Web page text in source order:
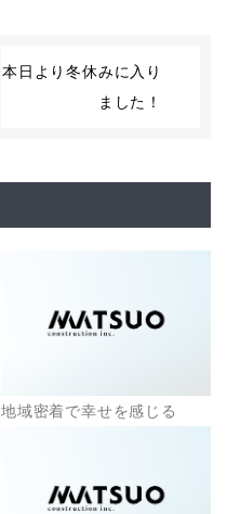
本日より冬休みに入り
ました！
地域密着で幸せを感じる